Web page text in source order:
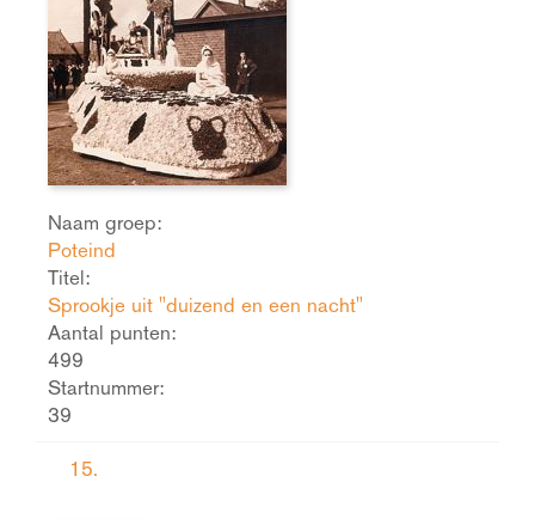
Naam groep:
Poteind
Titel:
Sprookje uit "duizend en een nacht"
Aantal punten:
499
Startnummer:
39
15.